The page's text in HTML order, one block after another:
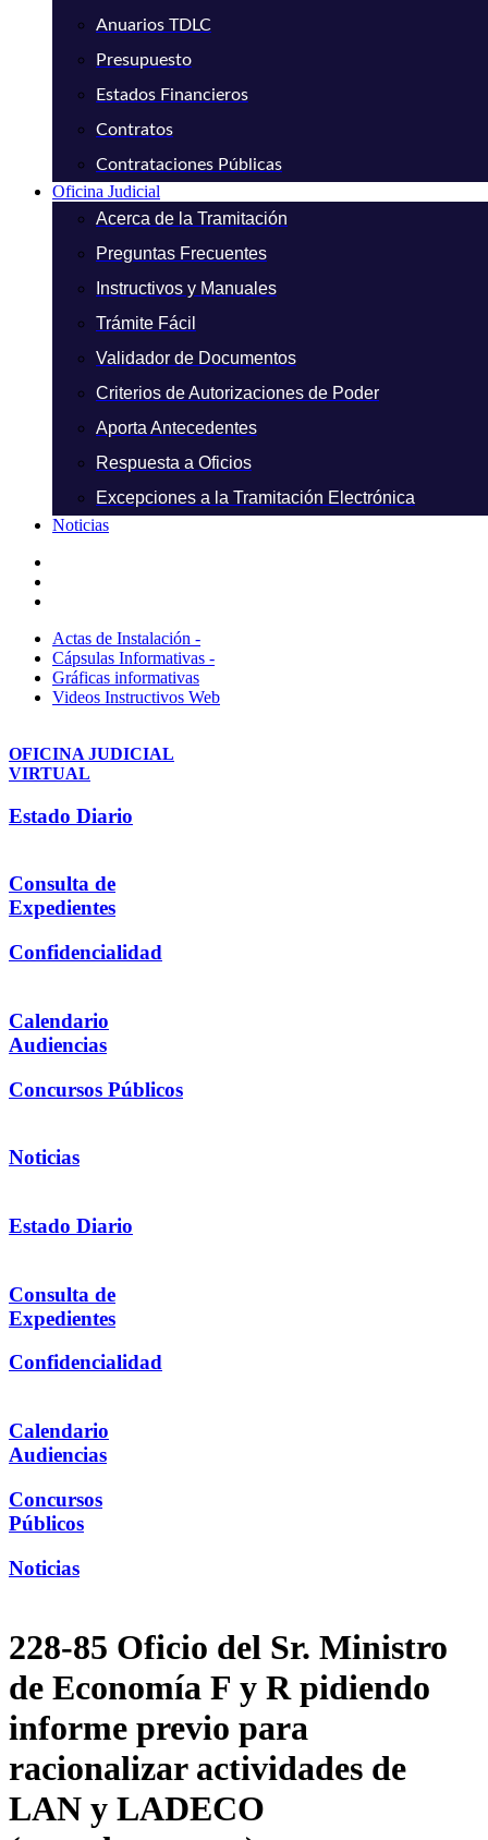
Anuarios TDLC
Presupuesto
Estados Financieros
Contratos
Contrataciones Públicas
Oficina Judicial
Acerca de la Tramitación
Preguntas Frecuentes
Instructivos y Manuales
Trámite Fácil
Validador de Documentos
Criterios de Autorizaciones de Poder
Aporta Antecedentes
Respuesta a Oficios
Excepciones a la Tramitación Electrónica
Noticias
Actas de Instalación -
Cápsulas Informativas -
Gráficas informativas
Videos Instructivos Web
OFICINA JUDICIAL
VIRTUAL
Estado Diario
Consulta de
Expedientes
Confidencialidad
Calendario
Audiencias
Concursos Públicos
Noticias
Estado Diario
Consulta de
Expedientes
Confidencialidad
Calendario
Audiencias
Concursos
Públicos
Noticias
228-85 Oficio del Sr. Ministro
de Economía F y R pidiendo
informe previo para
racionalizar actividades de
LAN y LADECO